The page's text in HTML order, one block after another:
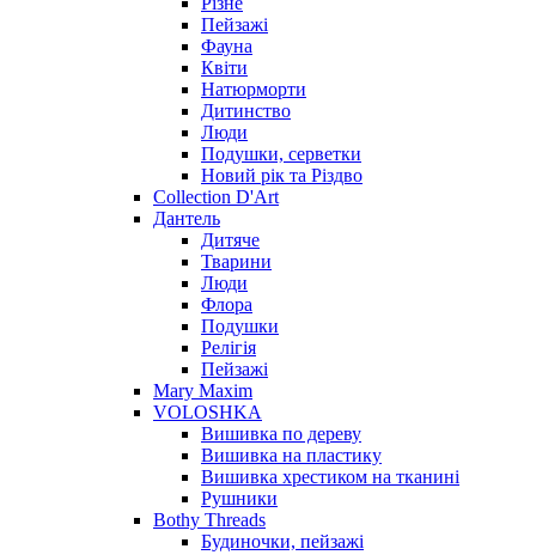
Пейзажі
Фауна
Квіти
Натюрморти
Дитинство
Люди
Подушки, серветки
Новий рік та Різдво
Collection D'Art
Дантель
Дитяче
Тварини
Люди
Флора
Подушки
Релігія
Пейзажі
Mary Maxim
VOLOSHKA
Вишивка по дереву
Вишивка на пластику
Вишивка хрестиком на тканині
Рушники
Bothy Threads
Будиночки, пейзажі